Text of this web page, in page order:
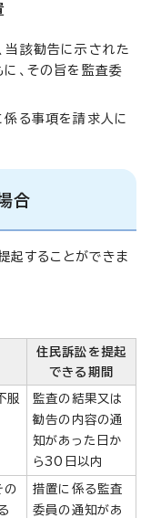
該勧告に示された
、その旨を監査委
る事項を請求人に
合
起することができま
住民訴訟を提起
できる期間
服
監査の結果又は
勧告の内容の通
知があった日か
ら30日以内
の
措置に係る監査
委員の通知があ